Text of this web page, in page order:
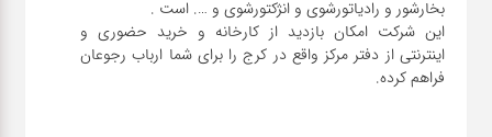
این شرکت امکان بازدید از کارخانه و خرید حضوری و
اینترنتی از دفتر مرکز واقع در کرج را برای شما ارباب رجوعان
فراهم کرده.